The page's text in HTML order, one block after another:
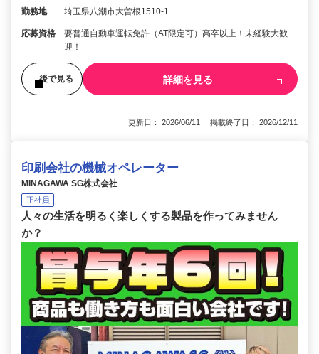
勤務地 埼玉県八潮市大曽根1510-1
応募資格
要普通自動車運転免許（AT限定可）高卒以上！未経験大歓
迎！
後で見る 詳細を見る
更新日： 2026/06/11 掲載終了日： 2026/12/11
印刷会社の機械オペレーター
MINAGAWA SG株式会社
正社員
人々の生活を明るく楽しくする製品を作ってみません
か？